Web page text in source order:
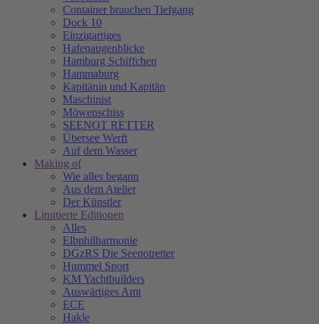
Container brauchen Tiefgang
Dock 10
Einzigartiges
Hafenaugen­blicke
Hamburg Schiffchen
Hammaburg
Kapitänin und Kapitän
Maschinist
Möwenschiss
SEENOT RETTER
Übersee Werft
Auf dem Wasser
Making of
Wie alles begann
Aus dem Atelier
Der Künstler
Limitierte Editionen
Alles
Elbphilharmonie
DGzRS Die Seenotretter
Hummel Sport
KM Yachtbuilders
Auswärtiges Amt
ECE
Hakle